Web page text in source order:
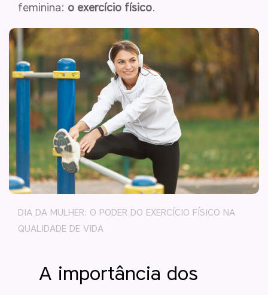
feminina: o exercício físico.
DIA DA MULHER: O PODER DO EXERCÍCIO FÍSICO NA
QUALIDADE DE VIDA
A importância dos